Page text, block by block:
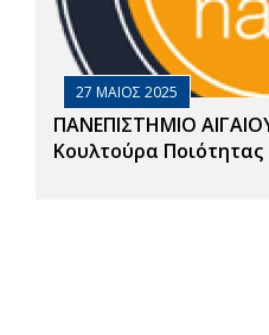
27 ΜΑΙΟΣ 2025
ΠΑΝΕΠΙΣΤΗΜΙΟ
Κουλτούρα Ποιότητας